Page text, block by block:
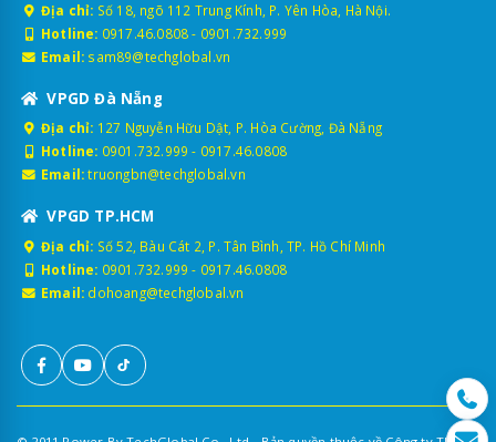
Địa chỉ: Số 18, ngõ 112 Trung Kính, P. Yên Hòa, Hà Nội.
Hotline: 0917.46.0808- 0901.732.999
Email: sam89@techglobal.vn
VPGD Đà Nẵng
Địa chỉ: 127 Nguyễn Hữu Dật, P. Hòa Cường, Đà Nẵng
Hotline: 0901.732.999 - 0917.46.0808
Email: truongbn@techglobal.vn
VPGD TP.HCM
Địa chỉ: Số 52, Bàu Cát 2, P. Tân Bình, TP. Hồ Chí Minh
Hotline: 0901.732.999 - 0917.46.0808
Email: dohoang@techglobal.vn